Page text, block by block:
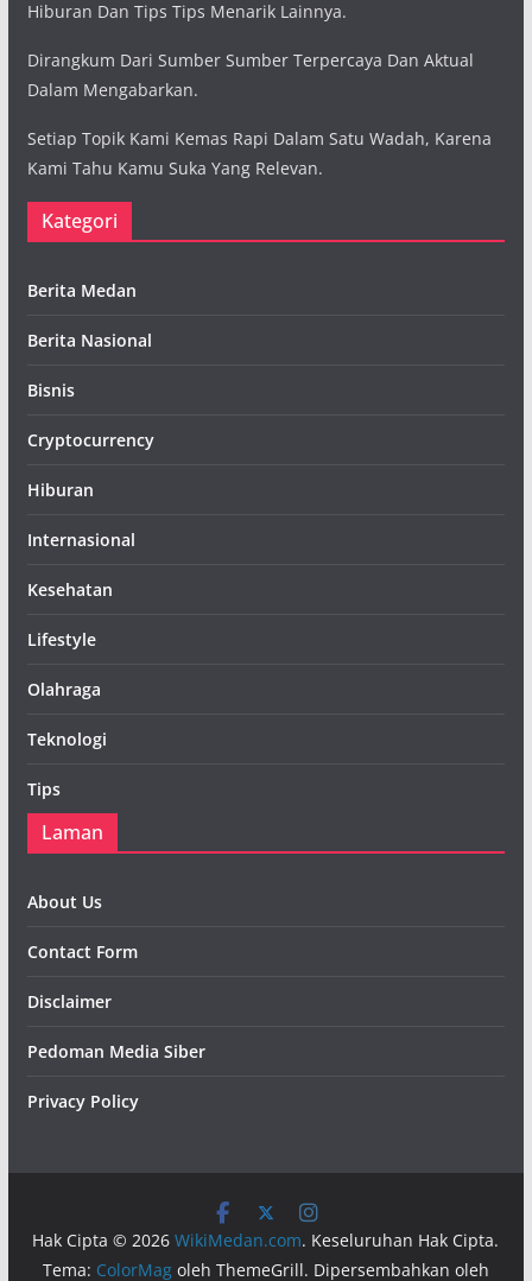
Hiburan Dan Tips Tips Menarik Lainnya.
Dirangkum Dari Sumber Sumber Terpercaya Dan Aktual
Dalam Mengabarkan.
Setiap Topik Kami Kemas Rapi Dalam Satu Wadah, Karena
Kami Tahu Kamu Suka Yang Relevan.
Kategori
Berita Medan
Berita Nasional
Bisnis
Cryptocurrency
Hiburan
Internasional
Kesehatan
Lifestyle
Olahraga
Teknologi
Tips
Laman
About Us
Contact Form
Disclaimer
Pedoman Media Siber
Privacy Policy
Hak Cipta © 2026WikiMedan.com. Keseluruhan Hak Cipta.
Tema: ColorMagoleh ThemeGrill. Dipersembahkan oleh